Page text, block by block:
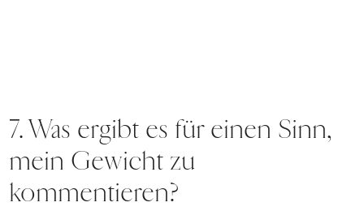
7. Was ergibt es für einen Sinn,
mein Gewicht zu
kommentieren?